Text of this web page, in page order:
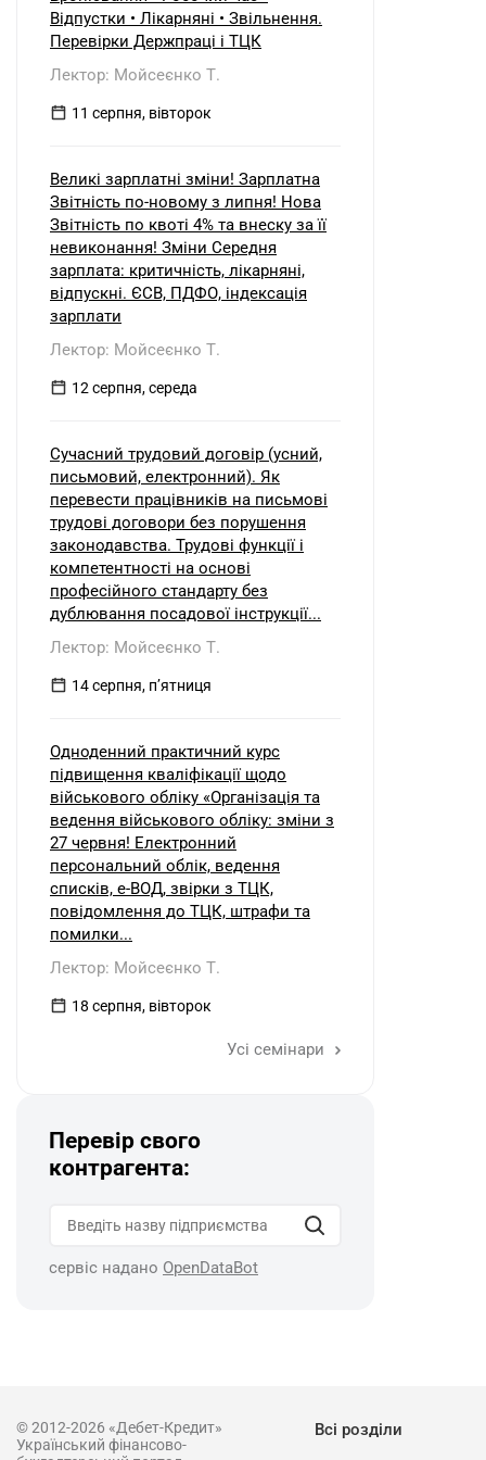
Відпустки • Лікарняні • Звільнення.
Перевірки Держпраці і ТЦК
Лектор: Мойсеєнко Т.
11 серпня, вівторок
Великі зарплатні зміни! Зарплатна
Звітність по-новому з липня! Нова
Звітність по квоті 4% та внеску за її
невиконання! Зміни Середня
зарплата: критичність, лікарняні,
відпускні. ЄСВ, ПДФО, індексація
зарплати
Лектор: Мойсеєнко Т.
12 серпня, середа
Сучасний трудовий договір (усний,
письмовий, електронний). Як
перевести працівників на письмові
трудові договори без порушення
законодавства. Трудові функції і
компетентності на основі
професійного стандарту без
дублювання посадової інструкції...
Лектор: Мойсеєнко Т.
14 серпня, пʼятниця
Одноденний практичний курс
підвищення кваліфікації щодо
військового обліку «Організація та
ведення військового обліку: зміни з
27 червня! Електронний
персональний облік, ведення
списків, е-ВОД, звірки з ТЦК,
повідомлення до ТЦК, штрафи та
помилки...
Лектор: Мойсеєнко Т.
18 серпня, вівторок
Усі семінари
Перевір свого
контрагента:
сервіс надано OpenDataBot
© 2012-2026 «Дебет-Кредит»
Український фінансово-
Всі розділи